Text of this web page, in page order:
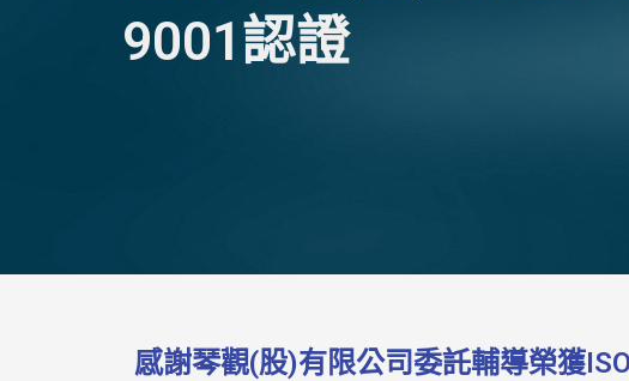
9001認證
感謝琴觀(股)有限公司委託輔導榮獲